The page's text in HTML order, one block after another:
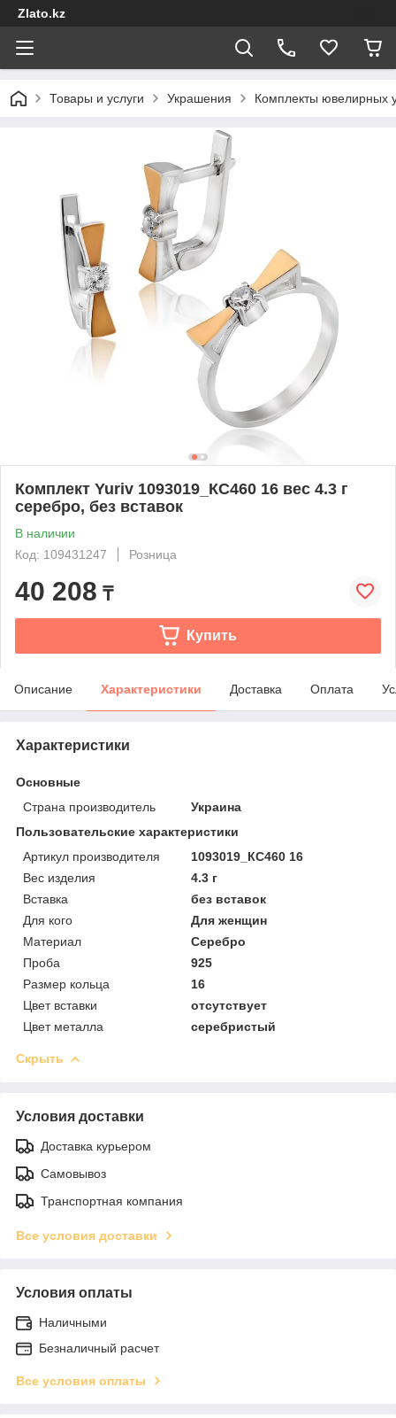
Zlato.kz
Товары и услуги Украшения Комплекты ювелирных
Комплект Yuriv 1093019_КС460 16 вес 4.3 г
серебро, без вставок
В наличии
Код: 109431247
Розница
40 208 ₸
Купить
Описание Характеристики Доставка Оплата
Характеристики
Основные
Страна производитель
Украина
Пользовательские характеристики
Артикул производителя
1093019_КС460 16
Вес изделия
4.3 г
Вставка
без вставок
Для кого
Для женщин
Материал
Серебро
Проба
925
Размер кольца
16
Цвет вставки
отсутствует
Цвет металла
серебристый
Скрыть
Условия доставки
Доставка курьером
Самовывоз
Транспортная компания
Все условия доставки
Условия оплаты
Наличными
Безналичный расчет
Все условия оплаты